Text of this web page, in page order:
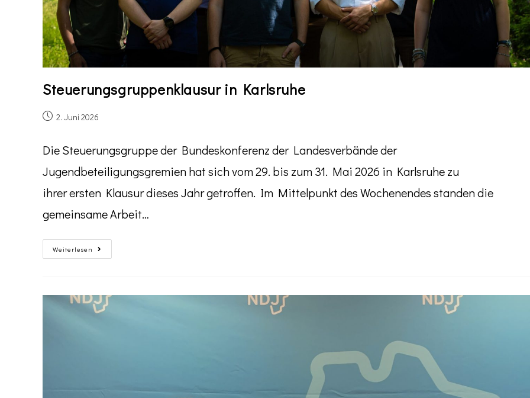
Steuerungsgruppenklausur in Karlsruhe
2. Juni 2026
Die Steuerungsgruppe der Bundeskonferenz der Landesverbände der
Jugendbeteiligungsgremien hat sich vom 29. bis zum 31. Mai 2026 in Karlsruhe zu
ihrer ersten Klausur dieses Jahr getroffen. Im Mittelpunkt des Wochenendes standen die
gemeinsame Arbeit…
Weiterlesen